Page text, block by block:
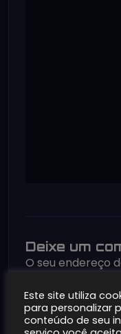
Deixe um
O seu endereço
marcados com*
Comentário*
Este site utiliza
para personalizar
conteúdo de seu